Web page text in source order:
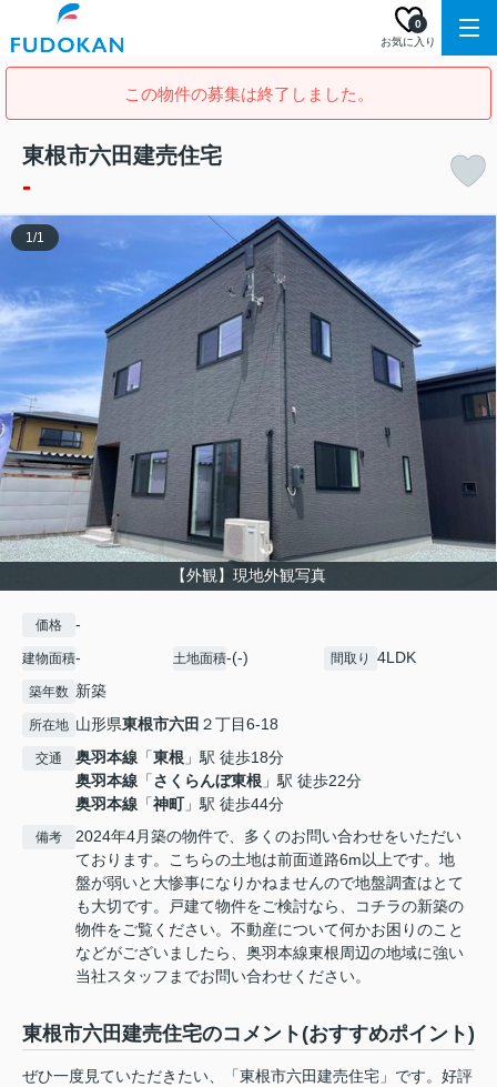
お気に入り
0
この物件の募集は終了しました。
東根市六田建売住宅
-
【外観】現地外観写真
1/1
価格 -
建物面積- 土地面積-(-) 間取り 4LDK
築年数 新築
所在地 山形県東根市六田 ２丁目6-18
交通 奥羽本線 「東根 」駅 徒歩18分
奥羽本線 「さくらんぼ東根 」駅 徒歩22分
奥羽本線 「神町」駅 徒歩44分
備考
2024年4月築の物件で、多くのお問い合わせをいただい
ております。こちらの土地は前面道路6m以上です。地
盤が弱いと大惨事になりかねませんので地盤調査はとて
も大切です。戸建て物件をご検討なら、コチラの新築の
物件をご覧ください。不動産について何かお困りのこと
などがございましたら、奥羽本線東根周辺の地域に強い
当社スタッフまでお問い合わせください。
東根市六田建売住宅のコメント(おすすめポイント)
ぜひ一度見ていただきたい、「東根市六田建売住宅」です。好評